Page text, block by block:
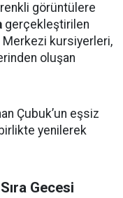
renkli görüntülere
gerçekleştirilen
Merkezi kursiyerleri,
oluşan
Çubuk’un eşsiz
yenilerek
Gecesi